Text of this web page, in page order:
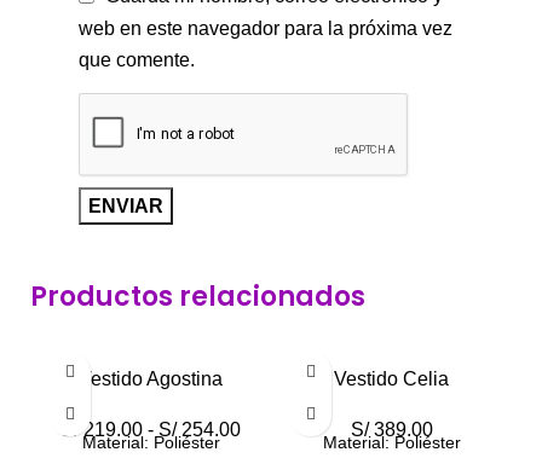
web en este navegador para la próxima vez
que comente.
Productos relacionados
Vestido Agostina
219.00 - S/254.00
Material: Poliéster
Vestido Celia
S/389.00
Material: Poliéster